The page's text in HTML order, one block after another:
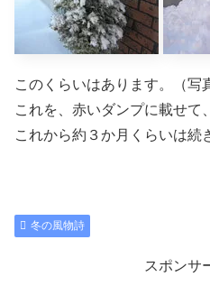
このくらいはあります。（写
これを、赤いダンプに載せて
これから約３か月くらいは続
冬の風物詩
スポンサ